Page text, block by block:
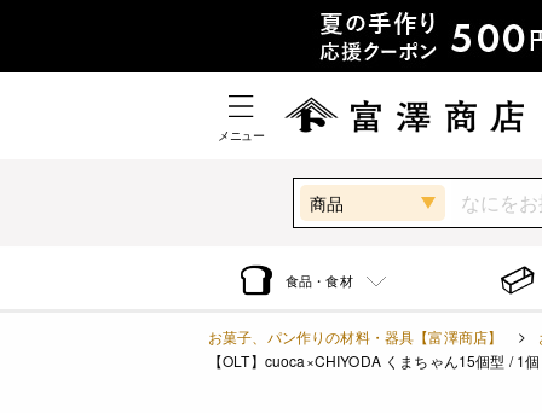
メニュー
商品
食品・食材
お菓子、パン作りの材料・器具【富澤商店】
【OLT】cuoca×CHIYODA くまちゃん15個型 / 1個